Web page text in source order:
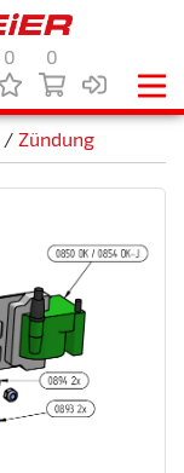
0 0
/ Zündung